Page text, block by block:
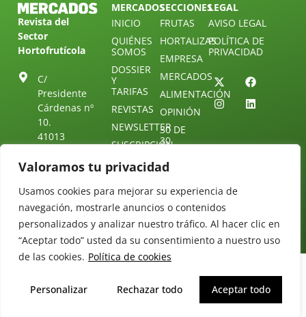
Valoramos tu privacidad
Usamos cookies para mejorar su experiencia de
navegación, mostrarle anuncios o contenidos
personalizados y analizar nuestro tráfico. Al hacer clic en
“Aceptar todo” usted da su consentimiento a nuestro uso
de las cookies. Política de cookies
Personalizar Rechazar todo Aceptar todo
Revista del
Sector
Hortofrutícola
C/
Presidente
Cárdenas nº
10.
41013
ESPAÑA
Tel: (+34) 954
redaccion@revistamercados.com
MERCADOS
INICIO
QUIÉNES
SOMOS
DOSSIER
Y
TARIFAS
REVISTAS
NEWSLETTER
SUSCRIPCIÓN
ÚNETE A
NUESTRO
TELEGRAM
CONTACTO
SECCIONES
FRUTAS
HORTALIZAS
EMPRESA
MERCADOS
ALIMENTACIÓN
OPINIÓN
30 DE
30
LEGAL
AVISO LEGAL
POLÍTICA DE
PRIVACIDAD